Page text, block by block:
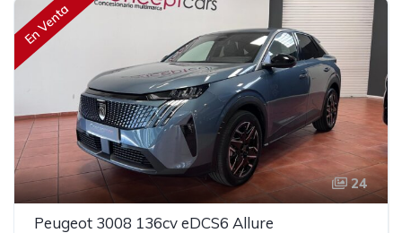
En Venta
24
Peugeot 3008 136cv eDCS6 Allure